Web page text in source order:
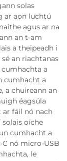
solas
ar aon luchtú
agus ar na
an t-am
a theipeadh i
an riachtanas
a
cumhacht a
a chuireann an
éagsúla
fáil nó nach
oíche
cumhacht a
nó micro-USB
le